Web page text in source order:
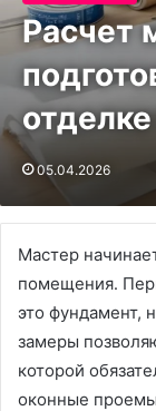
Расчет
05.04.2026
Мастер
помещения․
это фундамент,
замеры
которой
оконные